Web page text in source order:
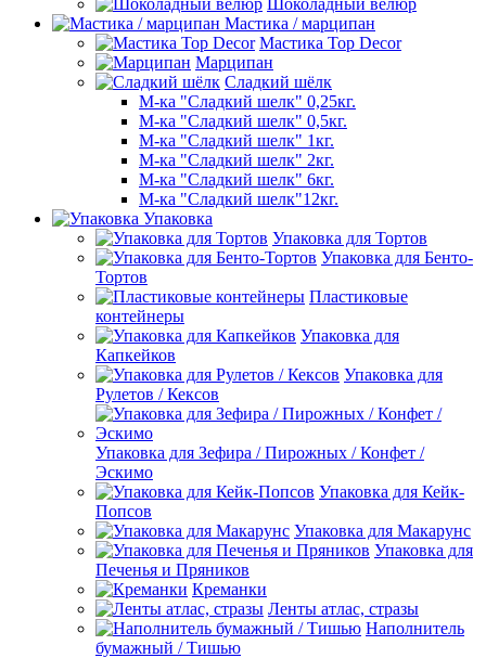
Шоколадный велюр
Мастика / марципан
Мастика Top Decor
Марципан
Сладкий шёлк
М-ка "Сладкий шелк" 0,25кг.
М-ка "Сладкий шелк" 0,5кг.
М-ка "Сладкий шелк" 1кг.
М-ка "Сладкий шелк" 2кг.
М-ка "Сладкий шелк" 6кг.
М-ка "Сладкий шелк"12кг.
Упаковка
Упаковка для Тортов
Упаковка для Бенто-
Тортов
Пластиковые
контейнеры
Упаковка для
Капкейков
Упаковка для
Рулетов / Кексов
Упаковка для Зефира / Пирожных / Конфет /
Эскимо
Упаковка для Кейк-
Попсов
Упаковка для Макарунс
Упаковка для
Печенья и Пряников
Креманки
Ленты атлас, стразы
Наполнитель
бумажный / Тишью